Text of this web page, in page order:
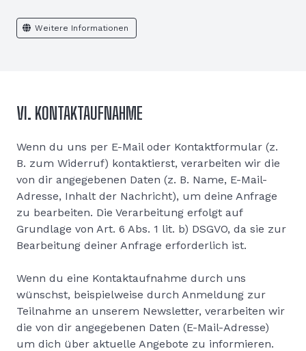
Weitere Informationen
VI. KONTAKTAUFNAHME
Wenn du uns per E-Mail oder Kontaktformular (z.
B. zum Widerruf) kontaktierst, verarbeiten wir die
von dir angegebenen Daten (z. B. Name, E-Mail-
Adresse, Inhalt der Nachricht), um deine Anfrage
zu bearbeiten. Die Verarbeitung erfolgt auf
Grundlage von Art. 6 Abs. 1 lit. b) DSGVO, da sie zur
Bearbeitung deiner Anfrage erforderlich ist.
Wenn du eine Kontaktaufnahme durch uns
wünschst, beispielweise durch Anmeldung zur
Teilnahme an unserem Newsletter, verarbeiten wir
die von dir angegebenen Daten (E-Mail-Adresse)
um dich über aktuelle Angebote zu informieren.